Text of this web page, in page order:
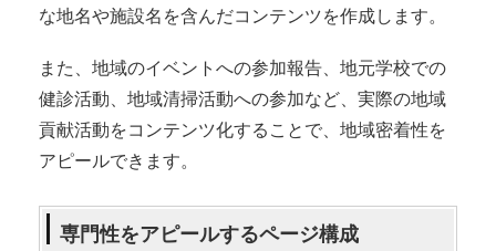
な地名や施設名を含んだコンテンツを作成します。
また、地域のイベントへの参加報告、地元学校での
健診活動、地域清掃活動への参加など、実際の地域
貢献活動をコンテンツ化することで、地域密着性を
アピールできます。
専門性をアピールするページ構成